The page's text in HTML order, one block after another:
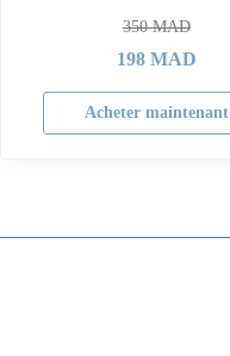
350MAD
198MAD
Acheter maintenant